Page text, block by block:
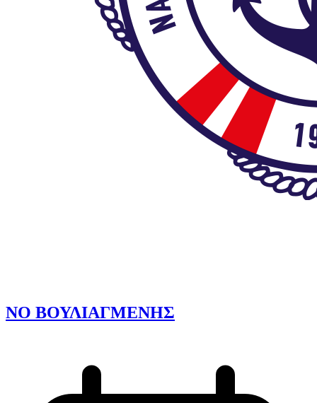
ΝΟ ΒΟΥΛΙΑΓΜΕΝΗΣ